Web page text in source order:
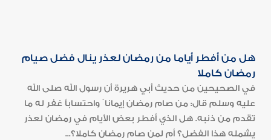
هل من أفطر أياما من رمضان لعذر ينال فضل صيام
رمضان كاملا
في الصحيحين من حديث أبي هريرة أن رسول الله صلى الله
عليه وسلم قال: من صام رمضان إيمانا ً واحتساباً غفر له ما
تقدم من ذنبه. هل الذي أفطر بعض الأيام في رمضان لعذر
يشمله هذا الفضل؟ أم لمن صام رمضان كاملا؟...